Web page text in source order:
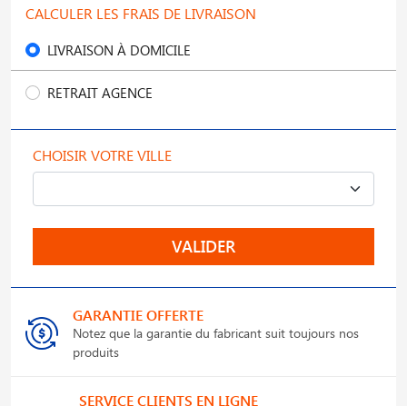
CALCULER LES FRAIS DE LIVRAISON
LIVRAISON À DOMICILE
RETRAIT AGENCE
CHOISIR VOTRE VILLE
VALIDER
GARANTIE OFFERTE
Notez que la garantie du fabricant suit toujours nos
produits
SERVICE CLIENTS EN LIGNE